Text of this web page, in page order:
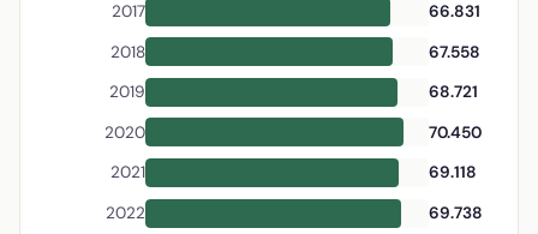
2017
66.831
2018
67.558
2019
68.721
2020
70.450
2021
69.118
2022
69.738